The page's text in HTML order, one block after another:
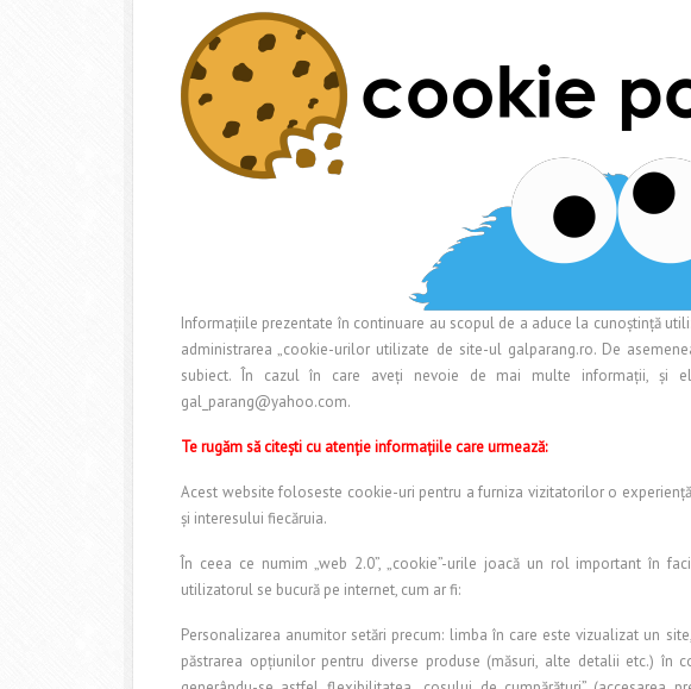
Informațiile prezentate în continuare au scopul de a aduce la cunoștință
administrarea „cookie-urilor utilizate de site-ul galparang.ro. De
subiect. În cazul în care aveți nevoie de mai multe informații, și
gal_parang@yahoo.com.
Te rugăm să citești cu atenție informațiile care urmează:
Acest website foloseste cookie-uri pentru a furniza vizitatorilor o
și interesului fiecăruia.
În ceea ce numim „web 2.0”, „cookie”-urile joacă un rol important în
utilizatorul se bucură pe internet, cum ar fi:
Personalizarea anumitor setări precum: limba în care este vizualizat un
păstrarea opțiunilor pentru diverse produse (măsuri, alte detalii etc.) în